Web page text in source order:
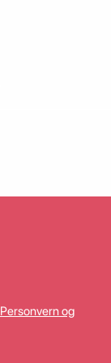
Personvern og